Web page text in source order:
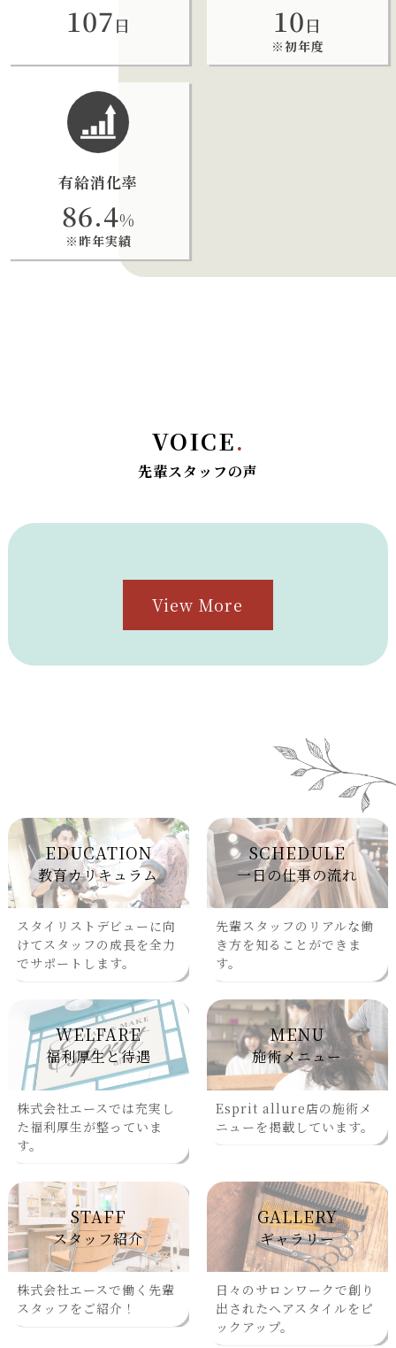
107日 10日
※初年度
有給消化率
86.4%
※昨年実績
VOICE.
先輩スタッフの声
View More
EDUCATION
教育カリキュラム
スタイリストデビューに向
けてスタッフの成長を全力
でサポートします。
SCHEDULE
一日の仕事の流れ
先輩スタッフのリアルな働
き方を知ることができま
す。
WELFARE
福利厚生と待遇
株式会社エースでは充実し
た福利厚生が整っていま
す。
MENU
施術メニュー
Esprit allure店の施術メ
ニューを掲載しています。
STAFF
スタッフ紹介
株式会社エースで働く先輩
スタッフをご紹介！
GALLERY
ギャラリー
日々のサロンワークで創り
出されたヘアスタイルをピ
ックアップ。